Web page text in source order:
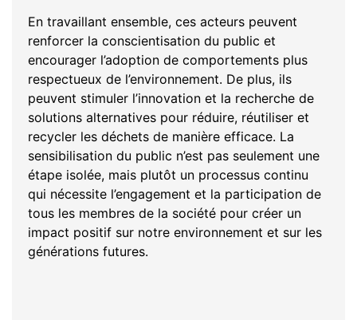
En travaillant ensemble, ces acteurs peuvent
renforcer la conscientisation du public et
encourager l’adoption de comportements plus
respectueux de l’environnement. De plus, ils
peuvent stimuler l’innovation et la recherche de
solutions alternatives pour réduire, réutiliser et
recycler les déchets de manière efficace. La
sensibilisation du public n’est pas seulement une
étape isolée, mais plutôt un processus continu
qui nécessite l’engagement et la participation de
tous les membres de la société pour créer un
impact positif sur notre environnement et sur les
générations futures.